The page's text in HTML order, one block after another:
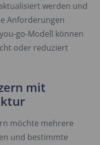
werden und
Anforderungen
go-Modell können
oder reduziert
mit
möchte mehrere
und bestimmte